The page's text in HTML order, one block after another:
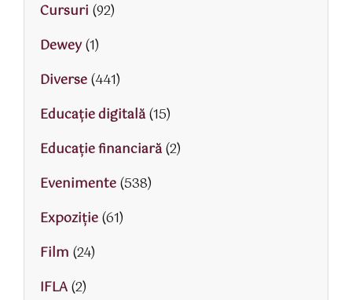
Cursuri (92)
Dewey(1)
Diverse(441)
Educaţie digitală(15)
Educaţie financiară(2)
Evenimente(538)
Expoziție(61)
Film (24)
IFLA(2)